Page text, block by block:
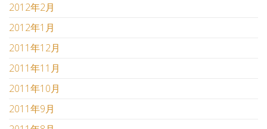
2012年2月
2012年1月
2011年12月
2011年11月
2011年10月
2011年9月